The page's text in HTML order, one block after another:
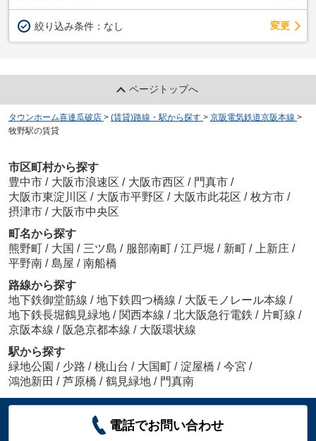
絞り込み条件： なし 変更
ページトップへ
タウンホーム喜連瓜破店 > (賃貸)路線・駅から探す > 京阪電気鉄道京阪本線 >
牧野駅の賃貸
市区町村から探す
豊中市 / 大阪市浪速区 / 大阪市西区 / 門真市 /
大阪市東淀川区 / 大阪市平野区 / 大阪市此花区 / 枚方市 /
摂津市 / 大阪市中央区
町名から探す
熊野町 / 大国 / 三ツ島 / 服部南町 / 江戸堀 / 新町 / 上新庄 /
平野南 / 島屋 / 南船橋
路線から探す
地下鉄御堂筋線 / 地下鉄四つ橋線 / 大阪モノレール本線 /
地下鉄長堀鶴見緑地 / 関西本線 / 北大阪急行電鉄 / 片町線 /
京阪本線 / 阪急京都本線 / 大阪環状線
駅から探す
緑地公園 / 少路 / 桃山台 / 大国町 / 淀屋橋 / 今宮 /
鴻池新田 / 芦原橋 / 鶴見緑地 / 門真南
電話でお問い合わせ